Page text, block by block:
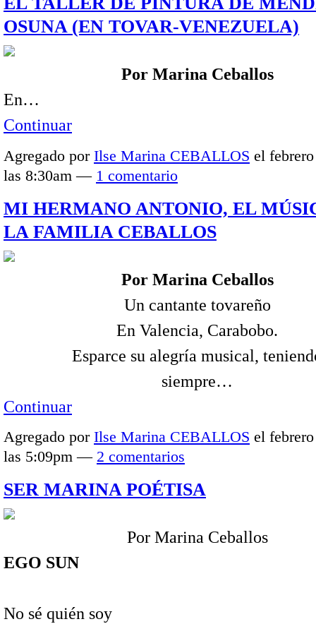
OSUNA (EN TOVAR-VENEZUELA)
Por Marina Ceballos
En…
Continuar
Agregado por Ilse Marina CEBALLOS el
las 8:30am — 1 comentario
MI HERMANO ANTONIO, EL
LA FAMILIA CEBALLOS
Por Marina Ceballos
Un cantante tovareño
En Valencia, Carabobo.
Esparce su alegría musical,
siempre…
Continuar
Agregado por Ilse Marina CEBALLOS el
las 5:09pm — 2 comentarios
SER MARINA POÉTISA
Por Marina Ceballos
EGO SUN
No sé quién soy